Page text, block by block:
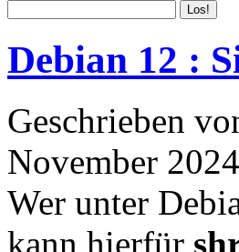
Debian 12 :
Geschrieben
November 2024
Wer unter
kann hierfür